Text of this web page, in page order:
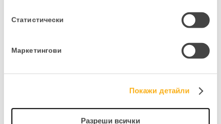
Статистически
Маркетингови
Покажи детайли
Разреши всички
уеб приложението PANTHEON WEB.